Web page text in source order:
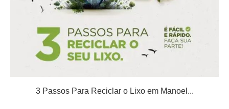
3 Passos Para Reciclar o Lixo em Manoel...